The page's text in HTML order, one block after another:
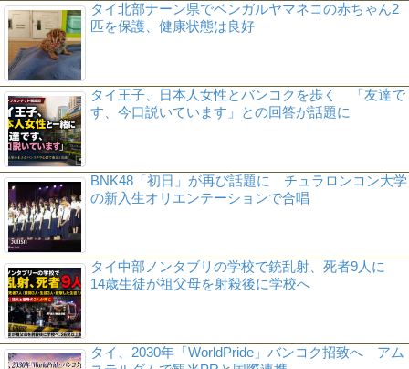
タイ北部ナーン県でベンガルヤマネコの赤ちゃん2
匹を保護、健康状態は良好
タイ王子、日本人女性とバンコクを歩く 「友達で
す、今口説いています」との回答が話題に
BNK48「初日」が再び話題に チュラロンコン大学
の新入生オリエンテーションで合唱
タイ中部ノンタブリの学校で銃乱射、死者9人に
14歳生徒が祖父母を射殺後に学校へ
タイ、2030年「WorldPride」バンコク招致へ アム